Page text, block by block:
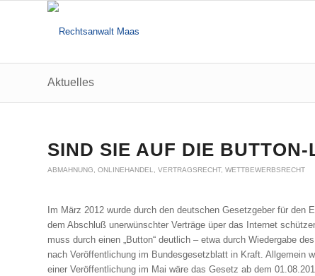
Aktuelles
SIND SIE AUF DIE
ABMAHNUNG ONLINEHANDEL VERTRAGSRECHT, WETTBEWERBSRECHT
Im März 2012 wurde durch den deutschen Gesetzgeber für den
dem Abschluß unerwünschter Verträge üper das Internet
muss durch einen „Button“ deutlich – etwa durch Wiedergabe
nach Veröffentlichung im Bundesgesetzblatt in Kraft. Allgemein
einer Veröffentlichung im Mai wäre das Gesetz ab dem